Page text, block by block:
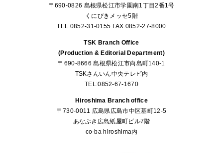
〒690-0826 島根県松江市学園南1丁目2番1号
くにびきメッセ5階
TEL:0852-31-0155 FAX:0852-27-8000
TSK Branch Office
(Production & Editorial Department)
〒690-8666 島根県松江市向島町140-1
TSKさんいん中央テレビ内
TEL:0852-67-1670
Hiroshima Branch office
〒730-0011 広島県広島市中区基町12-5
あなぶき広島紙屋町ビル7階
co-ba hiroshima内